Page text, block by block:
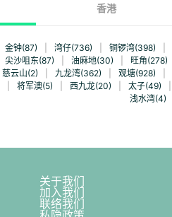
香港
金钟(87) 湾仔(736) 铜锣湾(398)
尖沙咀东(87) 油麻地(30) 旺角(278)
慈云山(2) 九龙湾(362) 观塘(928)
将军澳(5) 西九龙(20) 太子(49)
浅水湾(4)
关于我们
加入我们
联络我们